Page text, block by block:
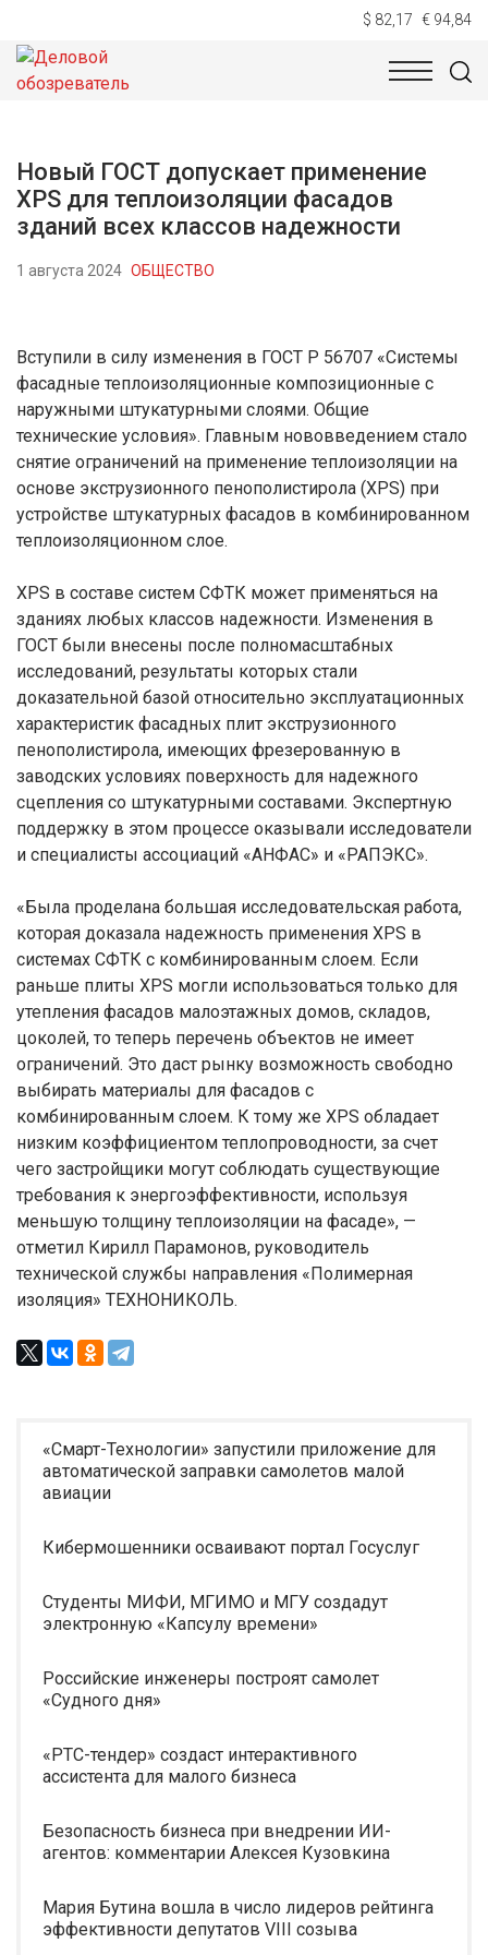
$ 82,17 € 94,84
НОВОСТИ
Новый ГОСТ допускает применение
XPS для теплоизоляции фасадов
зданий всех классов надежности
1 августа 2024 ОБЩЕСТВО
Вступили в силу изменения в ГОСТ Р 56707 «Системы
фасадные теплоизоляционные композиционные с
наружными штукатурными слоями. Общие
технические условия». Главным нововведением стало
снятие ограничений на применение теплоизоляции на
основе экструзионного пенополистирола (XPS) при
устройстве штукатурных фасадов в комбинированном
теплоизоляционном слое.
XPS в составе систем СФТК может применяться на
зданиях любых классов надежности. Изменения в
ГОСТ были внесены после полномасштабных
исследований, результаты которых стали
доказательной базой относительно эксплуатационных
характеристик фасадных плит экструзионного
пенополистирола, имеющих фрезерованную в
заводских условиях поверхность для надежного
сцепления со штукатурными составами. Экспертную
поддержку в этом процессе оказывали исследователи
и специалисты ассоциаций «АНФАС» и «РАПЭКС».
«Была проделана большая исследовательская работа,
которая доказала надежность применения XPS в
системах СФТК с комбинированным слоем. Если
раньше плиты XPS могли использоваться только для
утепления фасадов малоэтажных домов, складов,
цоколей, то теперь перечень объектов не имеет
ограничений. Это даст рынку возможность свободно
выбирать материалы для фасадов с
комбинированным слоем. К тому же XPS обладает
низким коэффициентом теплопроводности, за счет
чего застройщики могут соблюдать существующие
требования к энергоэффективности, используя
меньшую толщину теплоизоляции на фасаде», —
отметил Кирилл Парамонов, руководитель
технической службы направления «Полимерная
изоляция» ТЕХНОНИКОЛЬ.
«Смарт-Технологии» запустили приложение для
автоматической заправки самолетов малой
авиации
Кибермошенники осваивают портал Госуслуг
Студенты МИФИ, МГИМО и МГУ создадут
электронную «Капсулу времени»
Российские инженеры построят самолет
«Судного дня»
«РТС-тендер» создаст интерактивного
ассистента для малого бизнеса
Безопасность бизнеса при внедрении ИИ-
агентов: комментарии Алексея Кузовкина
Мария Бутина вошла в число лидеров рейтинга
эффективности депутатов VIII созыва